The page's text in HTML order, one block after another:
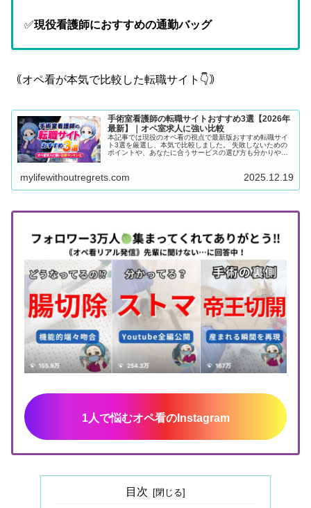
✅現役看護師におすすめの通勤バッグ
｟オペ看が本気で比較した転職サイト👇｠
手術室看護師の転職サイトおすすめ3選【2026年
最新】｜オペ室求人に強い比較
本記事では現役のオペ看の視点で最新版おすすめ転職サイ
ト3選を厳選し、本気で比較しました。 失敗しないための
ポイントや、あなたに合うサービスの選び方も分かりやす
事が必ず役立つはずです。
mylifewithoutregrets.com 2025.12.19
1人で悩むオペ看のInstagram
目次